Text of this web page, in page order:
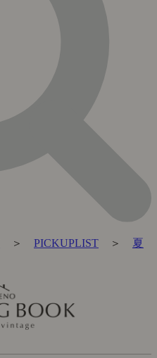
＞ PICKUPLIST ＞ 夏